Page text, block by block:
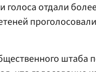
голоса отдали